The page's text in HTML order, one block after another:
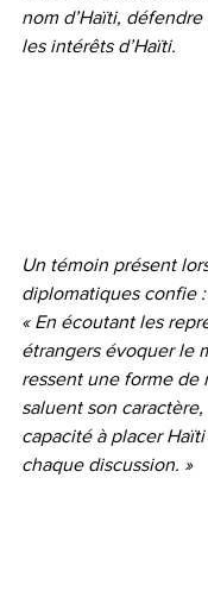
nom d’Haïti,
les intérêts d’Haïti.
Un témoin présent
diplomatiques confie :
« En écoutant les
étrangers évoquer le
ressent une forme de
saluent son
capacité à placer
chaque discussion. »